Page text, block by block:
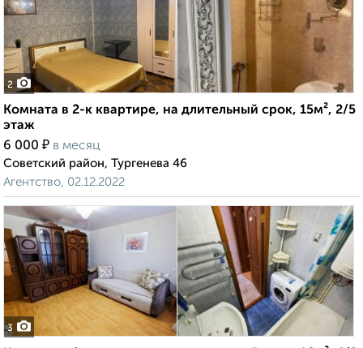
2
Комната в 2-к квартире, на длительный срок, 15м², 2/5
этаж
6 000 ₽ в месяц
Советский район, Тургенева 46
Агентство, 02.12.2022
3